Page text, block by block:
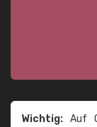
Wichtig: Auf